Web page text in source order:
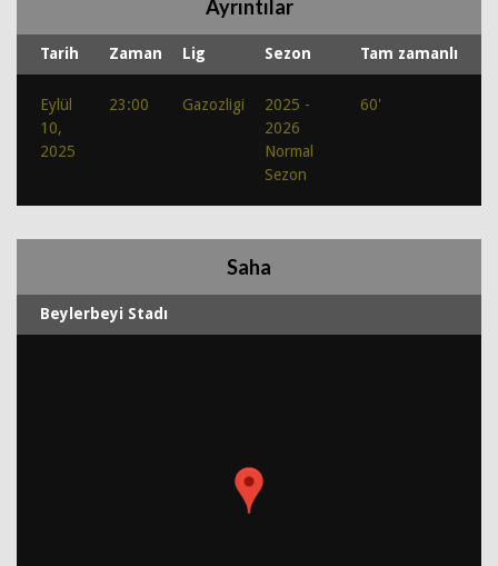
Ayrıntılar
Tarih Zaman Lig Sezon Tam zamanlı
Eylül
10,
2025
23:00 Gazozligi
2025 -
2026
Normal
Sezon
60'
Saha
Beylerbeyi Stadı